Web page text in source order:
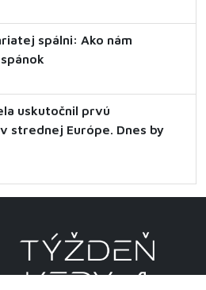
spálni: Ako nám
uskutočnil prvú
strednej Európe. Dnes by